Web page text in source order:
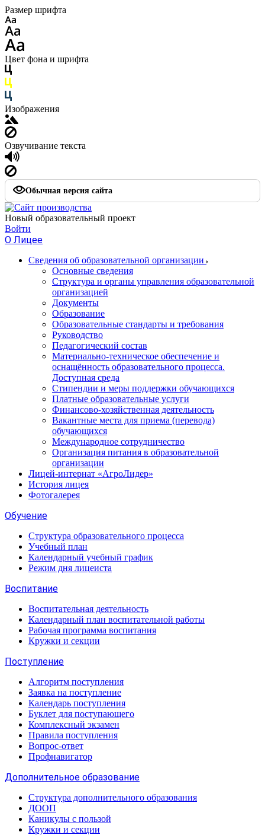
Размер шрифта
Цвет фона и шрифта
Изображения
Озвучивание текста
Обычная версия сайта
Новый образовательный проект
Войти
О Лицее
Сведения об образовательной организации
Основные сведения
Структура и органы управления образовательной
организацией
Документы
Образование
Образовательные стандарты и требования
Руководство
Педагогический состав
Материально-техническое обеспечение и
оснащённость образовательного процесса.
Доступная среда
Стипендии и меры поддержки обучающихся
Платные образовательные услуги
Финансово-хозяйственная деятельность
Вакантные места для приема (перевода)
обучающихся
Международное сотрудничество
Организация питания в образовательной
организации
Лицей-интернат «АгроЛидер»
История лицея
Фотогалерея
Обучение
Структура образовательного процесса
Учебный план
Календарный учебный график
Режим дня лицеиста
Воспитание
Воспитательная деятельность
Календарный план воспитательной работы
Рабочая программа воспитания
Кружки и секции
Поступление
Алгоритм поступления
Заявка на поступление
Календарь поступления
Буклет для поступающего
Комплексный экзамен
Правила поступления
Вопрос-ответ
Профнавигатор
Дополнительное образование
Структура дополнительного образования
ДООП
Каникулы с пользой
Кружки и секции